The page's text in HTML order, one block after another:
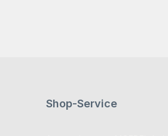
Shop-Service